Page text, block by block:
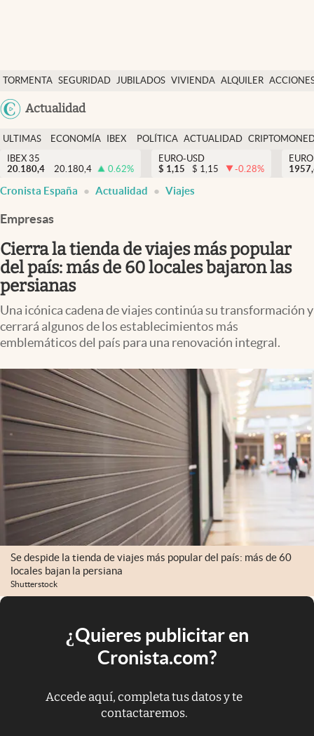
TORMENTA SEGURIDAD JUBILADOS VIVIENDA ALQUILER
Actualidad
Economía y finanzas
Política
Actualidad
Criptomonedas
España
ULTIMAS
NOTICIAS
ECONOMÍA
FINANZAS
IBEX
EURO
POLÍTICA ACTUALIDAD
IBEX 35
20.180,4
20.180,4 0.62%
EURO-USD
$ 1,15 $ 1,15 -0.28%
Cronista España Actualidad Viajes
Empresas
Cierra la tienda de viajes más popular
del país: más de 60 locales bajaron las
persianas
Una icónica cadena de viajes continúa su transformación y
cerrará algunos de los establecimientos más
emblemáticos del país para una renovación integral.
Se despide la tienda de viajes más popular del país: más de 60
locales bajan la persiana
Shutterstock
¿Quieres publicitar en
Cronista.com?
Accede aquí, completa tus datos y te
contactaremos.